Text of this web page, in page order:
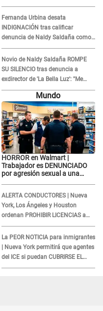
Fernanda Urbina desata
INDIGNACIÓN tras calificar
denuncia de Naldy Saldaña como
'acto bochornoso': "No es justo
atacar a otra mujer"
Novio de Naldy Saldaña ROMPE
SU SILENCIO tras denuncia a
exdirector de 'La Bella Luz': "Me
basta con que ella esté bien"
Mundo
HORROR en Walmart |
Trabajador es DENUNCIADO
por agresión sexual a una
ALERTA CONDUCTORES | Nueva
York, Los Ángeles y Houston
ordenan PROHIBIR LICENCIAS a
quienes no presenten ESTE
DOCUMENTO
La PEOR NOTICIA para inmigrantes
| Nueva York permitirá que agentes
del ICE si puedan CUBRIRSE EL
ROSTRO